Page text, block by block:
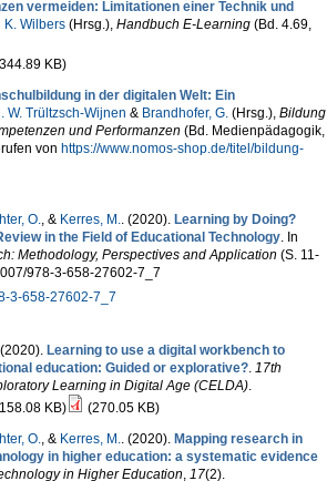
vermeiden: Limitationen einer Technik und
K. Wilbers(Hrsg.), Handbuch E-Learning(Bd. 4.69,
KB)
in der digitalen Welt: Ein
W. Trültzsch-Wijnen & Brandhofer, G.(Hrsg.), Bildung
und Performanzen (Bd. Medienpädagogik,
von https://www.nomos-shop.de/titel/bildung-
O., & Kerres, M.. (2020). Learning by Doing?
in the Field of Educational Technology. In
Methodology, Perspectives and Application (S. 11-
978-3-658-27602-7_7
3-658-27602-7_7
Learning to use a digital workbench to
education: Guided or explorative?. 17th
Learning in Digital Age (CELDA).
KB)
(270.05 KB)
O., & Kerres, M.. (2020). Mapping research in
in higher education: a systematic evidence
in Higher Education, 17(2).